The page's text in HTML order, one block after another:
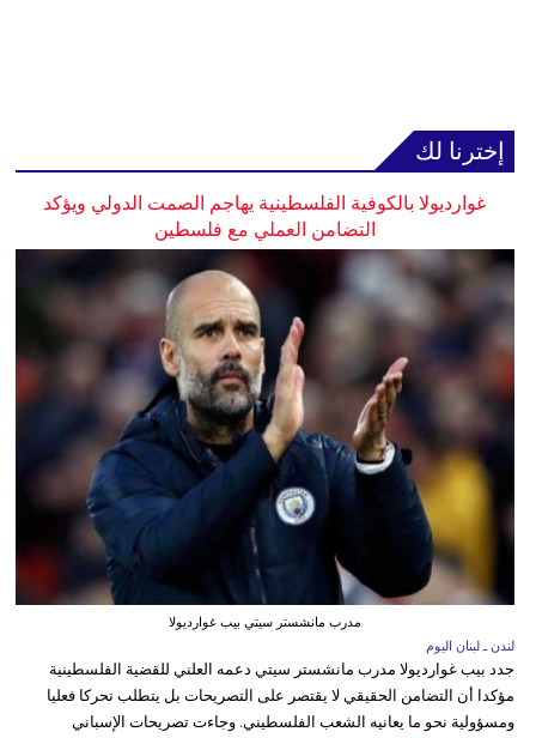
إخترنا لك
غوارديولا بالكوفية الفلسطينية يهاجم الصمت الدولي ويؤكد
التضامن العملي مع فلسطين
مدرب مانشستر سيتي بيب غوارديولا
لندن ـ لبنان اليوم
جدد بيب غوارديولا مدرب مانشستر سيتي دعمه العلني للقضية الفلسطينية
مؤكدا أن التضامن الحقيقي لا يقتصر على التصريحات بل يتطلب تحركا فعليا
ومسؤولية نحو ما يعانيه الشعب الفلسطيني. وجاءت تصريحات الإسباني